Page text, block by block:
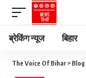
ब्रेकिंग न्यूज बिहार
The Voice Of Bihar >Blog